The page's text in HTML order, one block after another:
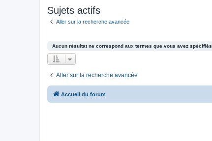
Sujets actifs
Aller sur la recherche avancée
Aucun résultat ne correspond aux termes que vous avez spécifiés.
Aller sur la recherche avancée
Accueil du forum